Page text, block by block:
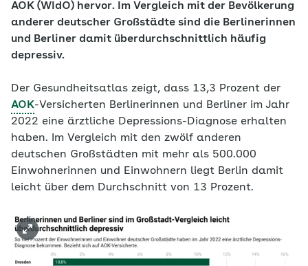
AOK (WIdO) hervor. Im Vergleich mit der Bevölkerung
anderer deutscher Großstädte sind die Berlinerinnen
und Berliner damit überdurchschnittlich häufig
depressiv.
Der Gesundheitsatlas zeigt, dass 13,3 Prozent der
AOK-Versicherten Berlinerinnen und Berliner im Jahr
2022 eine ärztliche Depressions-Diagnose erhalten
haben. Im Vergleich mit den zwölf anderen
deutschen Großstädten mit mehr als 500.000
Einwohnerinnen und Einwohnern liegt Berlin damit
leicht über dem Durchschnitt von 13 Prozent.